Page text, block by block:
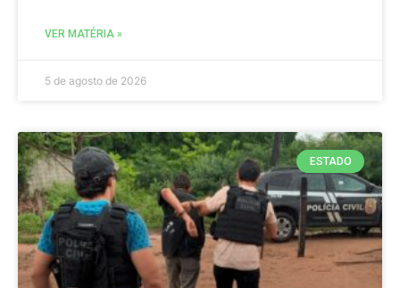
VER MATÉRIA »
5 de agosto de 2026
ESTADO